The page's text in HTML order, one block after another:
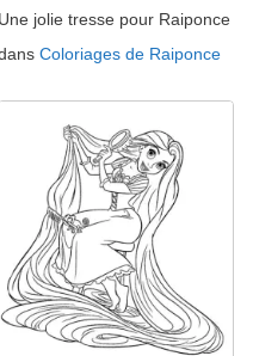
Une jolie tresse pour Raiponce
Coloriages de Raiponce